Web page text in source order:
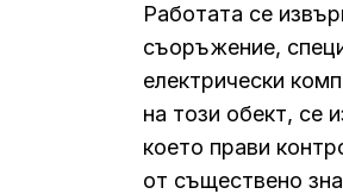
Работата се
съоръжение,
електрически
на този обект, се
което прави
от съществено